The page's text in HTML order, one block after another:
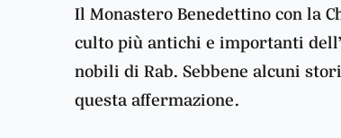
Il Monastero Benedettino con la
culto più antichi e importanti
nobili di Rab. Sebbene alcuni
questa affermazione.